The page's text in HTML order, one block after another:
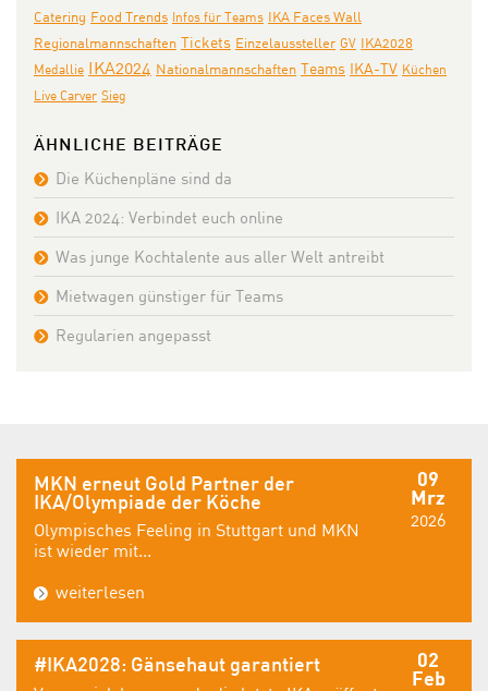
Catering Food Trends Infos für Teams IKA Faces Wall
Regionalmannschaften Tickets Einzelaussteller GV IKA2028
Medallie IKA2024 Nationalmannschaften Teams IKA-TV Küchen
Live Carver Sieg
ÄHNLICHE BEITRÄGE
Die Küchenpläne sind da
IKA 2024: Verbindet euch online
Was junge Kochtalente aus aller Welt antreibt
Mietwagen günstiger für Teams
Regularien angepasst
09
Mrz
2026
MKN erneut Gold Partner der
IKA/Olympiade der Köche
Olympisches Feeling in Stuttgart und MKN
ist wieder mit...
weiterlesen
02
Feb
#IKA2028: Gänsehaut garantiert